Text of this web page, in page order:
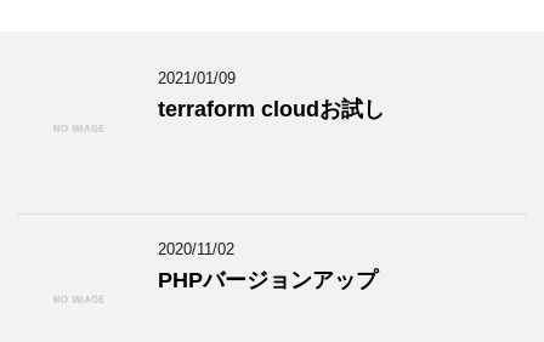
2021/01/09
terraform cloudお試し
2020/11/02
PHPバージョンアップ